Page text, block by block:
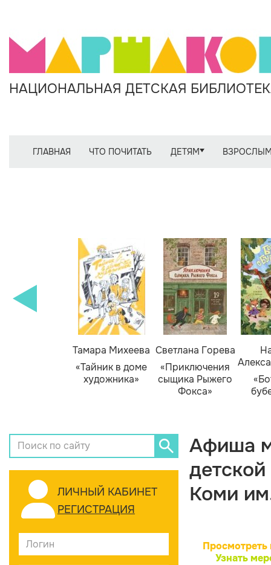
НАЦИОНАЛЬНАЯ ДЕТСКАЯ
ГЛАВНАЯ ЧТО ПОЧИТАТЬ ДЕТЯМ
Тамара Михеева
«Тайник в доме
художника»
Светлана Горева
«Приключения
сыщика Рыжего
Фокса»
ЛИЧНЫЙ КАБИНЕТ
РЕГИСТРАЦИЯ
Афиша
Коми
Просмотреть
Узнать